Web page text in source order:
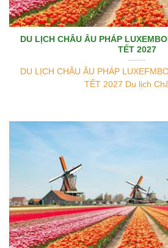
DU LỊCH CHÂU ÂU PHÁP
TẾT 2027
DU LỊCH CHÂU ÂU PHÁP
TẾT 2027 Du lịch